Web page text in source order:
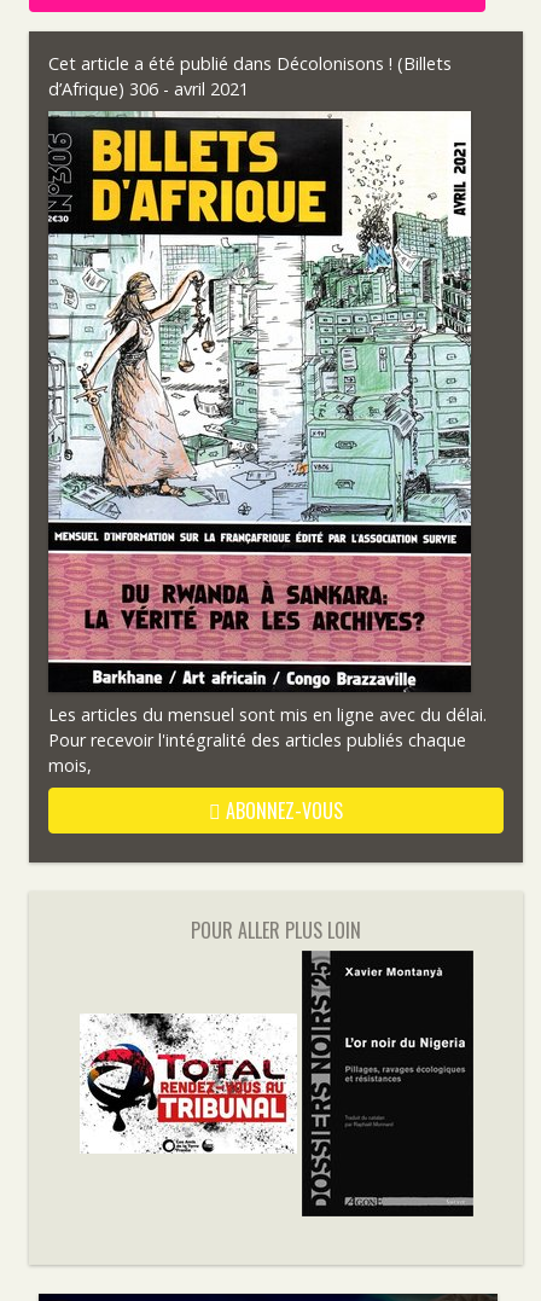
Cet article a été publié dans Décolonisons ! (Billets
d’Afrique) 306 - avril 2021
Les articles du mensuel sont mis en ligne avec du délai.
Pour recevoir l'intégralité des articles publiés chaque
mois,
ABONNEZ-VOUS
POUR ALLER PLUS LOIN